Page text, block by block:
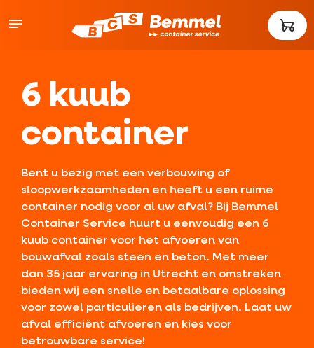
6 kuub
container
Bent u bezig met een verbouwing of
sloopwerkzaamheden en heeft u een ruime
container nodig voor al uw afval? Bij Bemmel
Container Service huurt u eenvoudig een 6
kuub container voor het afvoeren van
bouwafval zoals steen en beton. Met meer
dan 35 jaar ervaring in Utrecht en omstreken
bieden wij een snelle en betaalbare oplossing
voor zowel particulieren als bedrijven. Laat uw
afval efficiënt afvoeren en kies voor
betrouwbare service!